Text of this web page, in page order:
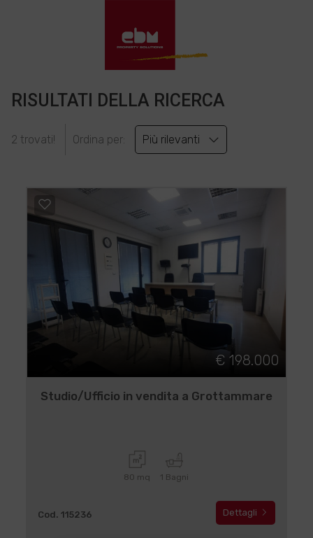
RISULTATI DELLA RICERCA
2 trovati! Ordina per: Più rilevanti
€ 198.000
Studio/Ufficio in vendita a Grottammare
80 mq 1 Bagni
Cod. 115236 Dettagli